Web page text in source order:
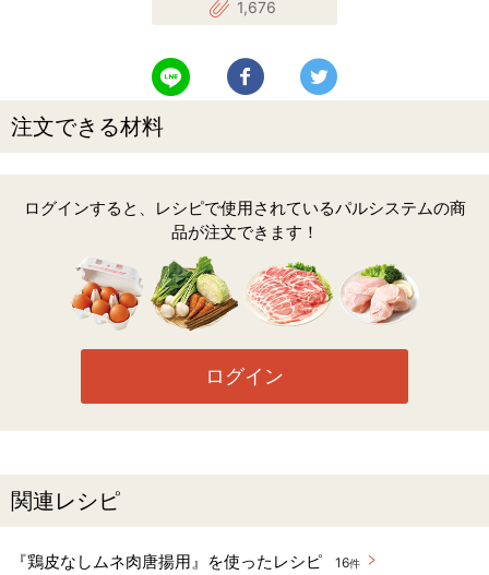
1,676
LINEで送る Facebookでシェアする
注文できる材料
ログインすると、レシピで使用されているパルシステムの商
品が注文できます！
ログイン
関連レシピ
『鶏皮なしムネ肉唐揚用』を使ったレシピ 16件